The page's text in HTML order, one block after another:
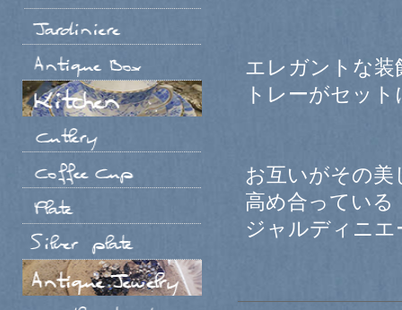
エレガントな装
トレーがセッ
お互いがその美
高め合っている
ジャルディニ